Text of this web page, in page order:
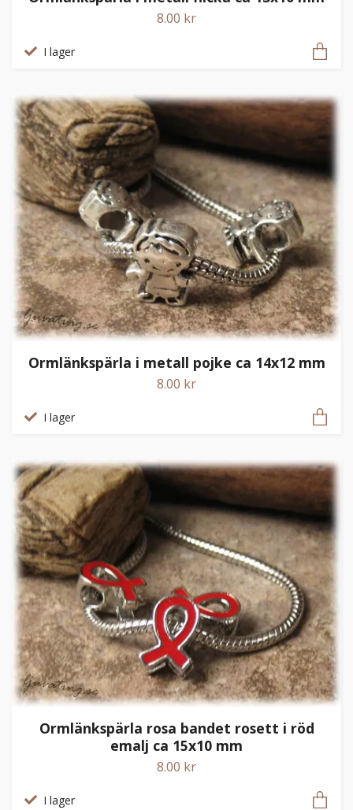
8.00 kr
I lager
Ormlänkspärla i metall pojke ca 14x12 mm
8.00 kr
I lager
Ormlänkspärla rosa bandet rosett i röd
emalj ca 15x10 mm
8.00 kr
I lager